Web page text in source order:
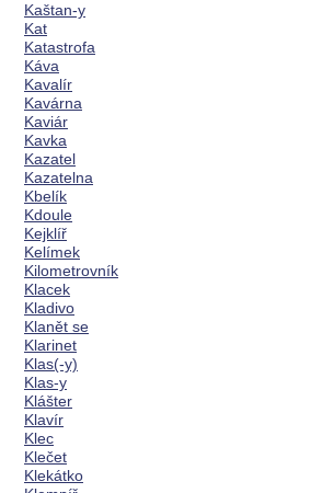
Kaštan-y
Kat
Katastrofa
Káva
Kavalír
Kavárna
Kaviár
Kavka
Kazatel
Kazatelna
Kbelík
Kdoule
Kejklíř
Kelímek
Kilometrovník
Klacek
Kladivo
Klanět se
Klarinet
Klas(-y)
Klas-y
Klášter
Klavír
Klec
Klečet
Klekátko